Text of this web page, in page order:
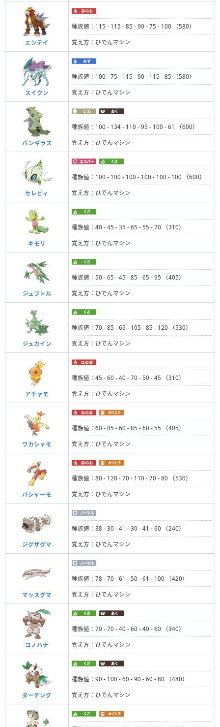
エンテイ
種族値：115 - 115 - 85 - 90 - 75 - 100 （580）
覚え方：ひでんマシン
スイクン
種族値：100 - 75 - 115 - 90 - 115 - 85 （580）
覚え方：ひでんマシン
バンギラス
種族値：100 - 134 - 110 - 95 - 100 - 61 （600）
覚え方：ひでんマシン
セレビィ
種族値：100 - 100 - 100 - 100 - 100 - 100 （600）
覚え方：ひでんマシン
キモリ
種族値：40 - 45 - 35 - 65 - 55 - 70 （310）
覚え方：ひでんマシン
ジュプトル
種族値：50 - 65 - 45 - 85 - 65 - 95 （405）
覚え方：ひでんマシン
ジュカイン
種族値：70 - 85 - 65 - 105 - 85 - 120 （530）
覚え方：ひでんマシン
アチャモ
種族値：45 - 60 - 40 - 70 - 50 - 45 （310）
覚え方：ひでんマシン
ワカシャモ
種族値：60 - 85 - 60 - 85 - 60 - 55 （405）
覚え方：ひでんマシン
バシャーモ
種族値：80 - 120 - 70 - 110 - 70 - 80 （530）
覚え方：ひでんマシン
ジグザグマ
種族値：38 - 30 - 41 - 30 - 41 - 60 （240）
覚え方：ひでんマシン
マッスグマ
種族値：78 - 70 - 61 - 50 - 61 - 100 （420）
覚え方：ひでんマシン
コノハナ
種族値：70 - 70 - 40 - 60 - 40 - 60 （340）
覚え方：ひでんマシン
ダーテング
種族値：90 - 100 - 60 - 90 - 60 - 80 （480）
覚え方：ひでんマシン